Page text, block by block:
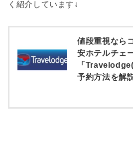
く紹介しています↓
値段重視なら
安ホテルチェ
「
予約方法を解